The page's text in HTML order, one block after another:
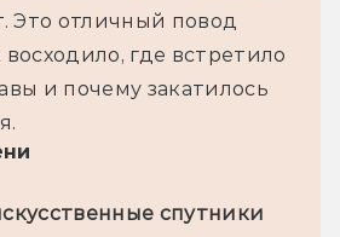
где встретило
и почему закатилось
спутники